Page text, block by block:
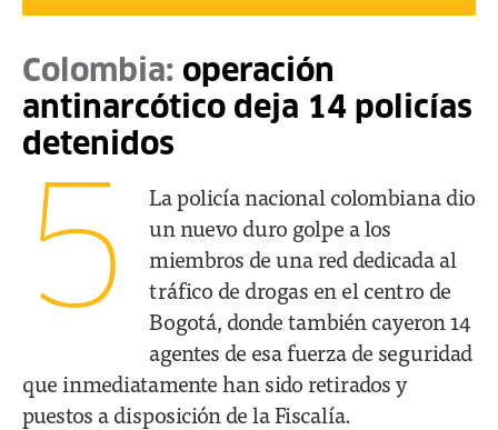
Colombia: operación
antinarcótico deja 14 policías
detenidos
5
La policía nacional colombiana dio
un nuevo duro golpe a los
miembros de una red dedicada al
tráfico de drogas en el centro de
Bogotá, donde también cayeron 14
agentes de esa fuerza de seguridad
que inmediatamente han sido retirados y
puestos a disposición de la Fiscalía.